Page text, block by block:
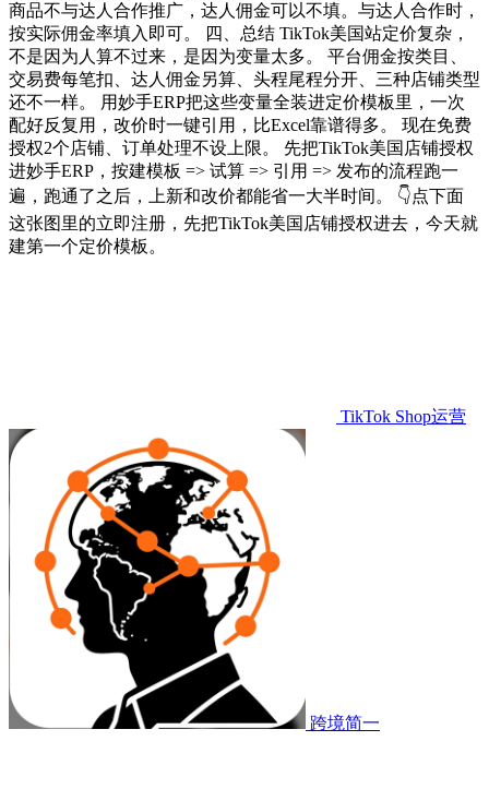
商品不与达人合作推广，达人佣金可以不填。与达人合作时，
按实际佣金率填入即可。 四、总结 TikTok美国站定价复杂，
不是因为人算不过来，是因为变量太多。 平台佣金按类目、
交易费每笔扣、达人佣金另算、头程尾程分开、三种店铺类型
还不一样。 用妙手ERP把这些变量全装进定价模板里，一次
配好反复用，改价时一键引用，比Excel靠谱得多。 现在免费
授权2个店铺、订单处理不设上限。 先把TikTok美国店铺授权
进妙手ERP，按建模板 => 试算 => 引用 => 发布的流程跑一
遍，跑通了之后，上新和改价都能省一大半时间。 👇点下面
这张图里的立即注册，先把TikTok美国店铺授权进去，今天就
建第一个定价模板。
TikTok Shop运营
跨境简一